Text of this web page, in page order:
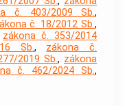
č. 403/2009 Sb.,
č. 18/2012 Sb.,
zákona č. 353/2014
Sb., zákona č.
2019 Sb., zákona
č. 462/2024 Sb.,